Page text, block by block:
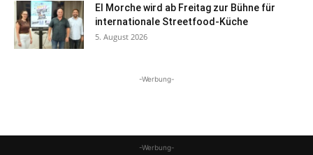
El Morche wird ab Freitag zur Bühne für
internationale Streetfood-Küche
5. August 2026
-Werbung-
-Werbung-